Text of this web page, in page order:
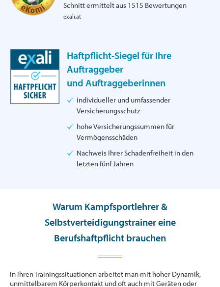
Schnitt ermittelt aus 1515 Bewertungen
exali.at
Haftpflicht-Siegel für Ihre
Auftraggeber
und Auftraggeberinnen
individueller und umfassender
Versicherungsschutz
hohe Versicherungssummen für
Vermögensschäden
Nachweis Ihrer Schadenfreiheit in den
letzten fünf Jahren
Warum Kampfsportlehrer &
Selbstverteidigungstrainer eine
Berufshaftpflicht brauchen
In Ihren Trainingssituationen arbeitet man mit hoher Dynamik,
unmittelbarem Körperkontakt und oft auch mit Geräten oder